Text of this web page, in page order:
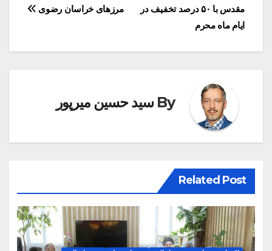
نوشته
مرزهای خراسان رضوی
مقدس با ۵۰ درصد تخفیف در
ایام ماه محرم
By سید حسین میرپور
Related Post